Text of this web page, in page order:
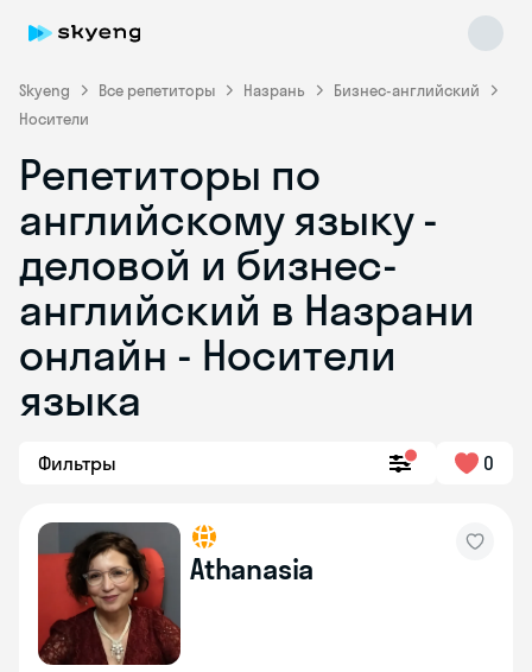
Skyeng Все репетиторы Назрань
Бизнес-английский
Носители
Репетиторы по
английскому языку -
деловой и бизнес-
английский в Назрани
онлайн - Носители
языка
Фильтры 0
Athanasia
Skyeng Chat